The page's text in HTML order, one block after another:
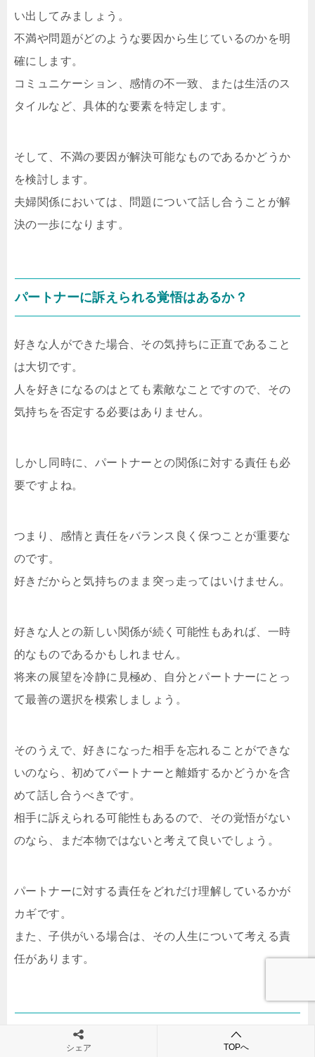
い出してみましょう。
不満や問題がどのような要因から生じているのかを明
確にします。
コミュニケーション、感情の不一致、または生活のス
タイルなど、具体的な要素を特定します。
そして、不満の要因が解決可能なものであるかどうか
を検討します。
夫婦関係においては、問題について話し合うことが解
決の一歩になります。
パートナーに訴えられる覚悟はあるか？
好きな人ができた場合、その気持ちに正直であること
は大切です。
人を好きになるのはとても素敵なことですので、その
気持ちを否定する必要はありません。
しかし同時に、パートナーとの関係に対する責任も必
要ですよね。
つまり、感情と責任をバランス良く保つことが重要な
のです。
好きだからと気持ちのまま突っ走ってはいけません。
好きな人との新しい関係が続く可能性もあれば、一時
的なものであるかもしれません。
将来の展望を冷静に見極め、自分とパートナーにとっ
て最善の選択を模索しましょう。
そのうえで、好きになった相手を忘れることができな
いのなら、初めてパートナーと離婚するかどうかを含
めて話し合うべきです。
相手に訴えられる可能性もあるので、その覚悟がない
のなら、まだ本物ではないと考えて良いでしょう。
パートナーに対する責任をどれだけ理解しているかが
カギです。
また、子供がいる場合は、その人生について考える責
任があります。
社会的に信用を失う覚悟はあるか？
シェア TOPへ